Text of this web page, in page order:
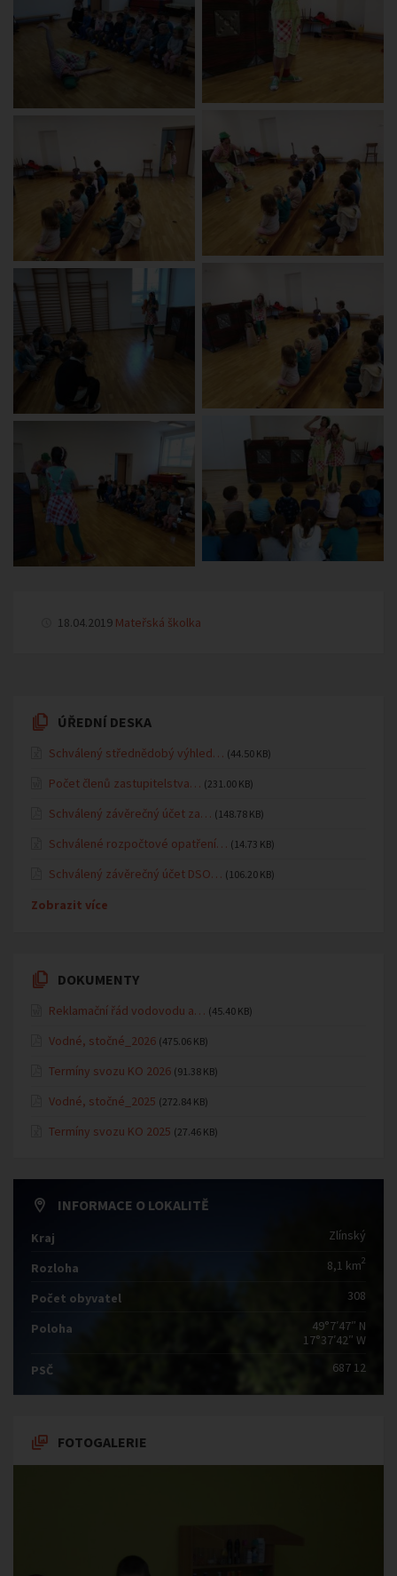
18.04.2019 Mateřská školka
ÚŘEDNÍ DESKA
Schválený střednědobý výhled… (44.50 KB)
Počet členů zastupitelstva… (231.00 KB)
Schválený závěrečný účet za… (148.78 KB)
Schválené rozpočtové opatření… (14.73 KB)
Schválený závěrečný účet DSO… (106.20 KB)
Zobrazit více
DOKUMENTY
Reklamační řád vodovodu a… (45.40 KB)
Vodné, stočné_2026 (475.06 KB)
Termíny svozu KO 2026 (91.38 KB)
Vodné, stočné_2025 (272.84 KB)
Termíny svozu KO 2025 (27.46 KB)
INFORMACE O LOKALITĚ
Kraj Zlínský
Rozloha 8,1 km2
Počet obyvatel 308
Poloha
49°7′47″ N
17°37′42″ W
PSČ
687 12
FOTOGALERIE